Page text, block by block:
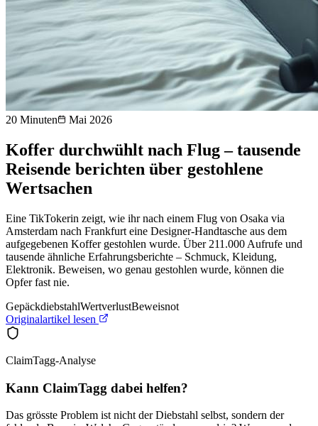
20 Minuten Mai 2026
Koffer durchwühlt nach Flug – tausende
Reisende berichten über gestohlene
Wertsachen
Eine TikTokerin zeigt, wie ihr nach einem Flug von Osaka via
Amsterdam nach Frankfurt eine Designer-Handtasche aus dem
aufgegebenen Koffer gestohlen wurde. Über 211.000 Aufrufe und
tausende ähnliche Erfahrungsberichte – Schmuck, Kleidung,
Elektronik. Beweisen, wo genau gestohlen wurde, können die
Opfer fast nie.
GepäckdiebstahlWertverlustBeweisnot
Originalartikel lesen
ClaimTagg-Analyse
Kann ClaimTagg dabei helfen?
Das grösste Problem ist nicht der Diebstahl selbst, sondern der